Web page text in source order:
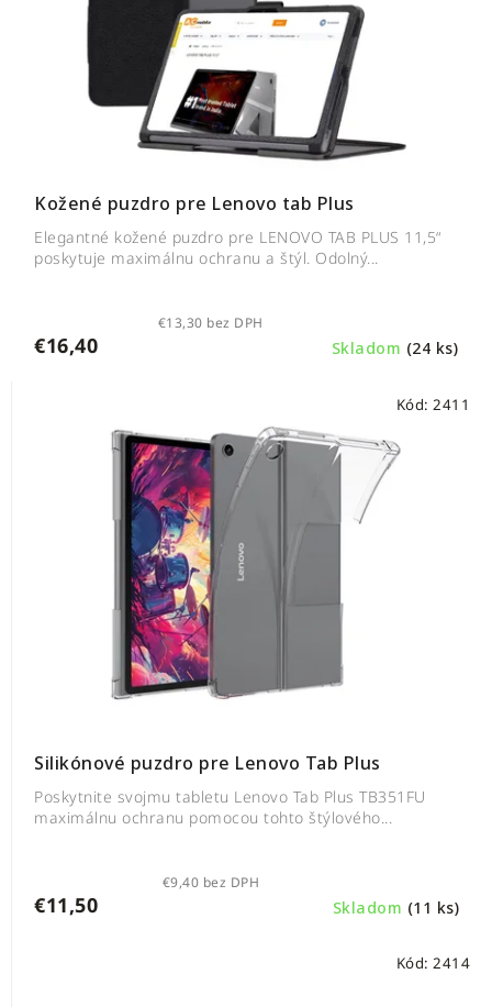
Kožené puzdro pre Lenovo tab Plus
Skladom (24 ks)
€13,30 bez DPH
€16,40
Elegantné kožené puzdro pre LENOVO TAB PLUS 11,5“
poskytuje maximálnu ochranu a štýl. Odolný...
Silikónové puzdro pre Lenovo Tab Plus
Skladom (11 ks)
€9,40 bez DPH
€11,50
Poskytnite svojmu tabletu Lenovo Tab Plus TB351FU
maximálnu ochranu pomocou tohto štýlového...
Kód: 2411
Kód: 2414